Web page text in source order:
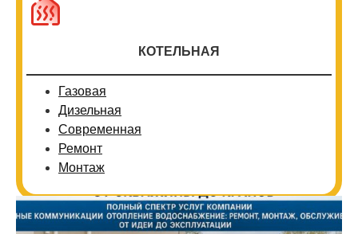
КОТЕЛЬНАЯ
Газовая
Дизельная
Современная
Ремонт
Монтаж